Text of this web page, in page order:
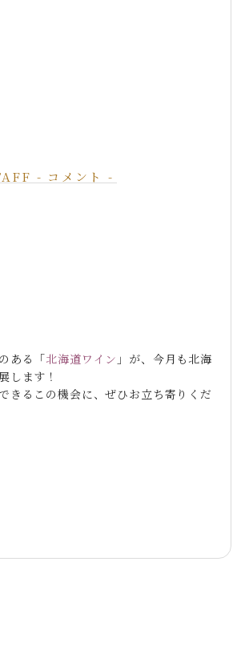
ある「北海道ワイン 」が、今月も北海
します！
きるこの機会に、ぜひお立ち寄りくだ